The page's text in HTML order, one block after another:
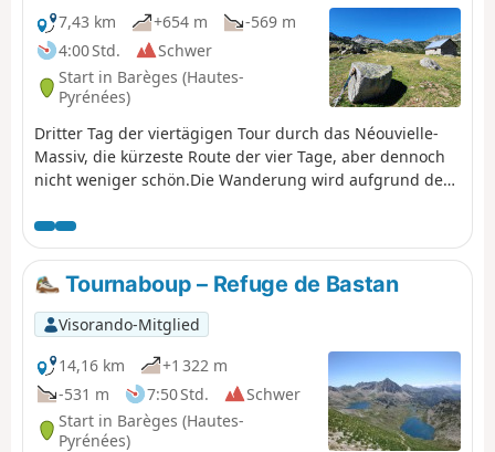
7,43 km +654 m
-569 m
4:00 Std.
Schwer
Start in Barèges (Hautes-
Pyrénées)
Dritter Tag der viertägigen Tour durch das Néouvielle-
Massiv, die kürzeste Route der vier Tage, aber dennoch
nicht weniger schön.Die Wanderung wird aufgrund des
eingestuft. Siehe Varianten, wenn Sie den Gipfel
umgehen oder ihn in der anderen Richtung (weniger
kompliziert) besteigen möchten.
Tournaboup – Refuge de Bastan
Visorando-Mitglied
14,16 km
+1 322 m
-531 m
7:50 Std.
Schwer
Start in Barèges (Hautes-
Pyrénées)